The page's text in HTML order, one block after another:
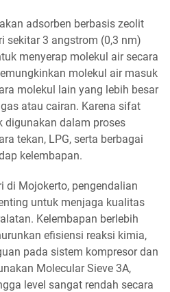
adsorben berbasis zeolit
sekitar 3 angstrom (0,3 nm)
menyerap molekul air secara
molekul air masuk
molekul lain yang lebih besar
atau cairan. Karena sifat
digunakan dalam proses
tekan, LPG, serta berbagai
kelembapan.
di Mojokerto, pengendalian
untuk menjaga kualitas
Kelembapan berlebih
efisiensi reaksi kimia,
pada sistem kompresor dan
Molecular Sieve 3A,
level sangat rendah secara